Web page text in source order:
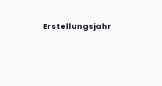
Erstellungsjahr